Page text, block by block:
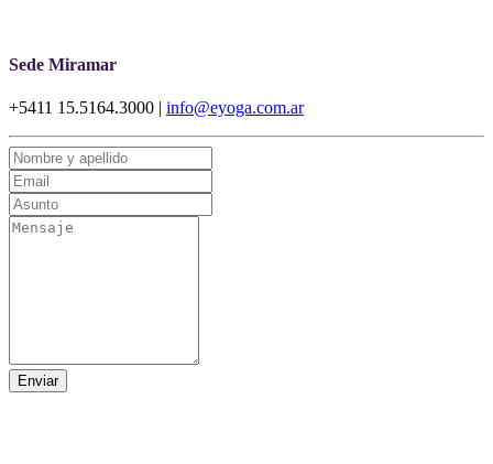
Sede Miramar
+5411 15.5164.3000 | info@eyoga.com.ar
Enviar